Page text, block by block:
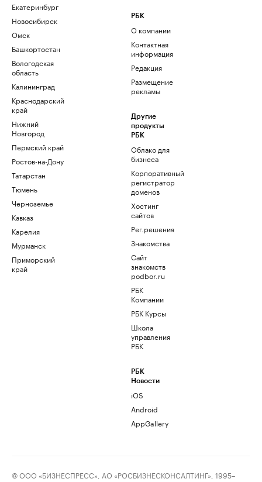
Екатеринбург
Новосибирск
Омск
Башкортостан
Вологодская
область
Калининград
Краснодарский
край
Нижний
Новгород
Пермский край
Ростов-на-Дону
Татарстан
Тюмень
Черноземье
Кавказ
Карелия
Мурманск
Приморский
край
РБК
О компании
Контактная
информация
Редакция
Размещение
рекламы
Другие
продукты
РБК
Облако для
бизнеса
Корпоративный
регистратор
доменов
Хостинг
сайтов
Рег.решения
Знакомства
Сайт
знакомств
podbor.ru
РБК
Компании
РБК Курсы
Школа
управления
РБК
РБК
Новости
iOS
Android
AppGallery
© ООО «БИЗНЕСПРЕСС», АО «РОСБИЗНЕСКОНСАЛТИНГ», 1995–